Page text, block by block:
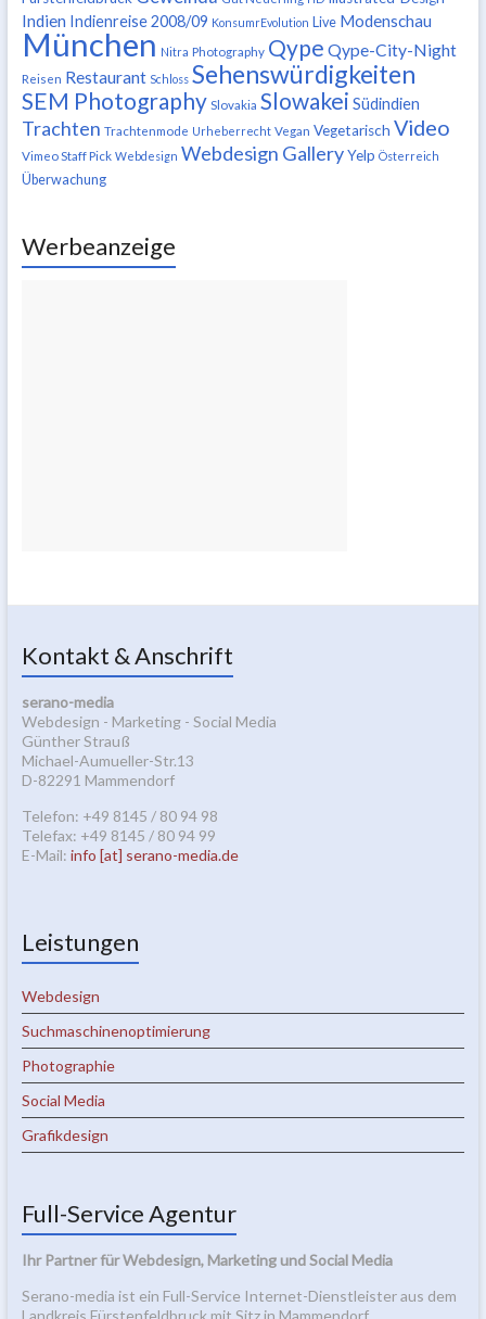
Indien Indienreise 2008/09 KonsumrEvolution Live Modenschau
München Nitra Photography Qype Qype-City-Night
Reisen Restaurant Schloss Sehenswürdigkeiten
SEM Photography Slovakia Slowakei Südindien
Trachten Trachtenmode Urheberrecht Vegan Vegetarisch Video
Vimeo Staff Pick Webdesign Webdesign Gallery Yelp Österreich
Überwachung
Werbeanzeige
Kontakt & Anschrift
serano-media
Webdesign - Marketing - Social Media
Günther Strauß
Michael-Aumueller-Str.13
D-82291 Mammendorf
Telefon: +49 8145 / 80 94 98
Telefax: +49 8145 / 80 94 99
E-Mail: info [at] serano-media.de
Leistungen
Webdesign
Suchmaschinenoptimierung
Photographie
Social Media
Grafikdesign
Full-Service Agentur
Ihr Partner für Webdesign, Marketing und Social Media
Serano-media ist ein Full-Service Internet-Dienstleister aus dem